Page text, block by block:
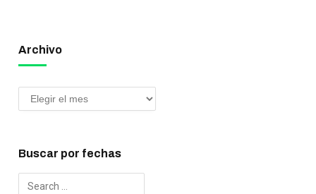
Archivo
Buscar por fechas